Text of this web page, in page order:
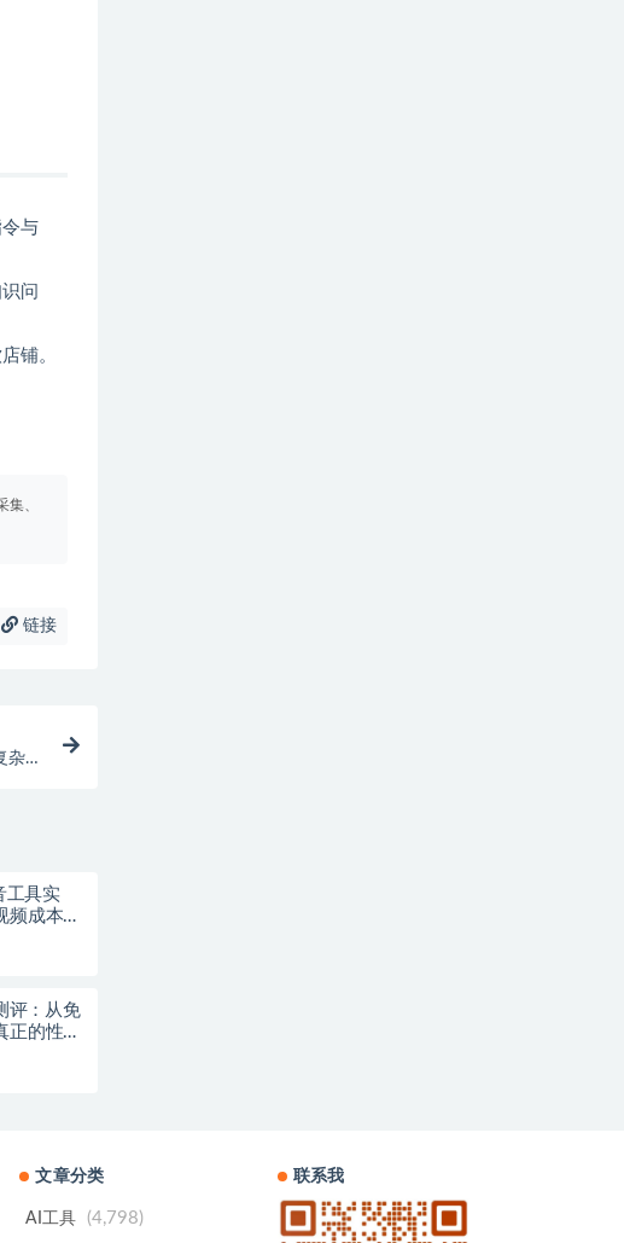
与
问
铺。
集、
链接
杂几
工具实
频成本直
评：从免
正的性价
文章分类
AI工具 (4,798)
联系我